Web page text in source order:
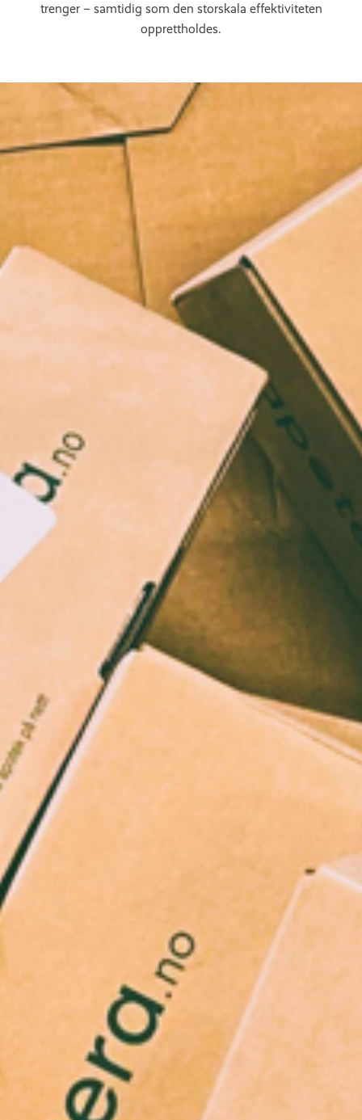
trenger – samtidig som den storskala effektiviteten
opprettholdes.